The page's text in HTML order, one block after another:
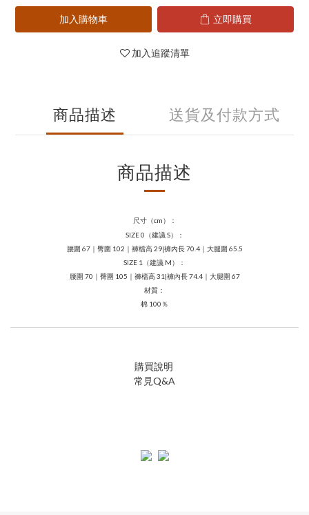
加入購物車 立即購買
加入追蹤清單
商品描述 送貨及付款方式
商品描述
尺寸（cm）：
SIZE 0（建議 S）：
腰圍 67｜臀圍 102｜褲檔高 29|褲內長 70.4｜大腿圍 65.5
SIZE 1（建議 M）：
腰圍 70｜臀圍 105｜褲檔高 31|褲內長 74.4｜大腿圍 67
材質：
棉 100％
購買說明
常見Q&A